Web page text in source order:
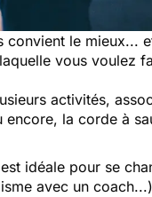
convient le mieux...
vous voulez
activités,
la corde à
idéale pour se
avec un